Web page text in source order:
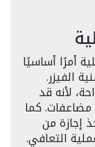
أمرًا أساسيًا
الفيزر.
لأنه قد
كما
إجازة من
التعافي.